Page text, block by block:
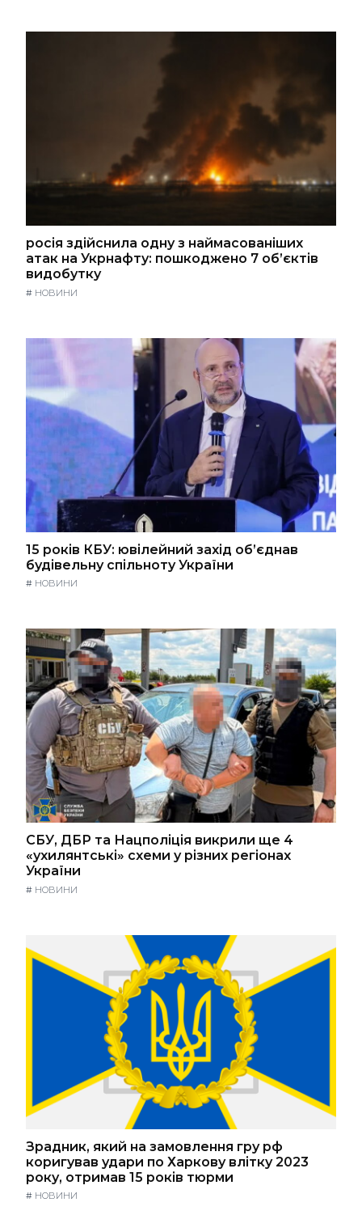
росія здійснила одну з наймасованіших
атак на Укрнафту: пошкоджено 7 об’єктів
видобутку
# НОВИНИ
15 років КБУ: ювілейний захід об’єднав
будівельну спільноту України
# НОВИНИ
СБУ, ДБР та Нацполіція викрили ще 4
«ухилянтські» схеми у різних регіонах
України
# НОВИНИ
Зрадник, який на замовлення гру рф
коригував удари по Харкову влітку 2023
року, отримав 15 років тюрми
# НОВИНИ